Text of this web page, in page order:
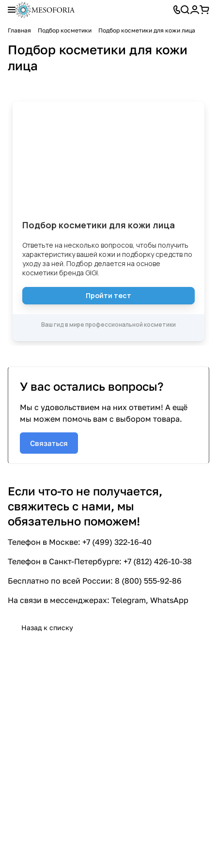
Главная Подбор косметики Подбор косметики для кожи лица
Подбор косметики для кожи
лица
У вас остались вопросы?
Мы с удовольствием на них ответим! А ещё
мы можем помочь вам с выбором товара.
Связаться
Если что-то не получается,
свяжитесь с нами, мы
обязательно поможем!
Телефон в Москве: +7 (499) 322-16-40
Телефон в Санкт-Петербурге: +7 (812) 426-10-38
Бесплатно по всей России: 8 (800) 555-92-86
На связи в мессенджерах: Telegram, WhatsApp
Назад к списку